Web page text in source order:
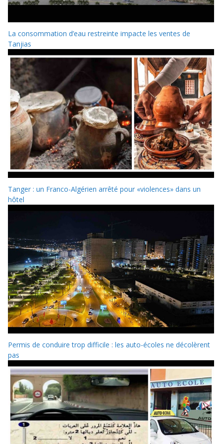
La consommation d’eau restreinte impacte les ventes de
Tanjias
Tanger : un Franco-Algérien arrêté pour «violences» dans un
hôtel
Permis de conduire trop difficile : les auto-écoles ne décolèrent
pas